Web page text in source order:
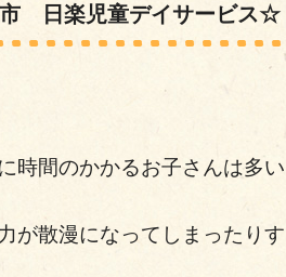
日楽児童デイサービス☆
時間のかかるお子さんは多い
が散漫になってしまったりす